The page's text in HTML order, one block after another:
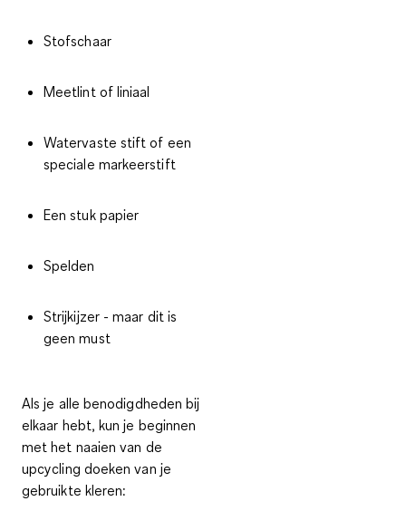
Stofschaar
Meetlint of liniaal
Watervaste stift of een
speciale markeerstift
Een stuk papier
Spelden
Strijkijzer - maar dit is
geen must
Als je alle benodigdheden bij
elkaar hebt, kun je beginnen
met het naaien van de
upcycling doeken van je
gebruikte kleren: